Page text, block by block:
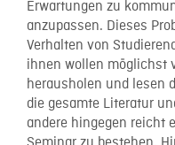
Erwartungen zu
anzupassen. Dieses
Verhalten von
ihnen wollen möglichst
herausholen und lesen
die gesamte Literatur
andere hingegen reicht